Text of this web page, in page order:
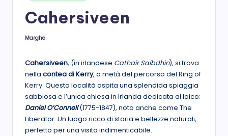
Cahersiveen
Posted
Marghe
Cahersiveen, (in irlandese Cathair Saibdhin), si trova
nella contea di Kerry, a metà del percorso del Ring of
Kerry. Questa località ospita una splendida spiaggia
sabbiosa e l’unica chiesa in Irlanda dedicata al laico:
Daniel O’Connell(1775-1847), noto anche come The
Liberator. Un luogo ricco di storia e bellezze naturali,
perfetto per una visita indimenticabile.